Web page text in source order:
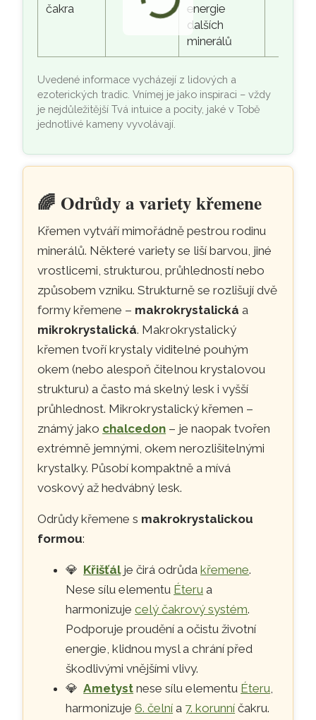
čakra
energie
dalších
minerálů
Uvedené informace vycházejí z lidových a
ezoterických tradic. Vnímej je jako inspiraci – vždy
je nejdůležitější Tvá intuice a pocity, jaké v Tobě
jednotlivé kameny vyvolávají.
🌈 Odrůdy a variety křemene
Křemen vytváří mimořádně pestrou rodinu
minerálů. Některé variety se liší barvou, jiné
vrostlicemi, strukturou, průhledností nebo
způsobem vzniku. Strukturně se rozlišují dvě
formy křemene – makrokrystalická a
mikrokrystalická. Makrokrystalický
křemen tvoří krystaly viditelné pouhým
okem (nebo alespoň čitelnou krystalovou
strukturu) a často má skelný lesk i vyšší
průhlednost. Mikrokrystalický křemen –
známý jako chalcedon – je naopak tvořen
extrémně jemnými, okem nerozlišitelnými
krystalky. Působí kompaktně a mívá
voskový až hedvábný lesk.
Odrůdy křemene s makrokrystalickou
formou:
💎 Křišťálje čirá odrůdakřemene.
Nese sílu elementu Éteru a
harmonizujecelý čakrový systém.
Podporuje proudění a očistu životní
energie, klidnou mysl a chrání před
škodlivými vnějšími vlivy.
💎Ametyst nese sílu elementu Éteru,
harmonizuje6. čelní a 7. korunní čakru.